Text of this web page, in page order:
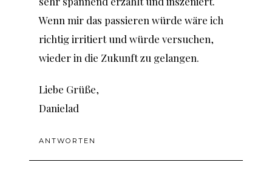
Wenn mir das passieren würde wäre ich
richtig irritiert und würde versuchen,
wieder in die Zukunft zu gelangen.
Liebe Grüße,
Danielad
ANTWORTEN